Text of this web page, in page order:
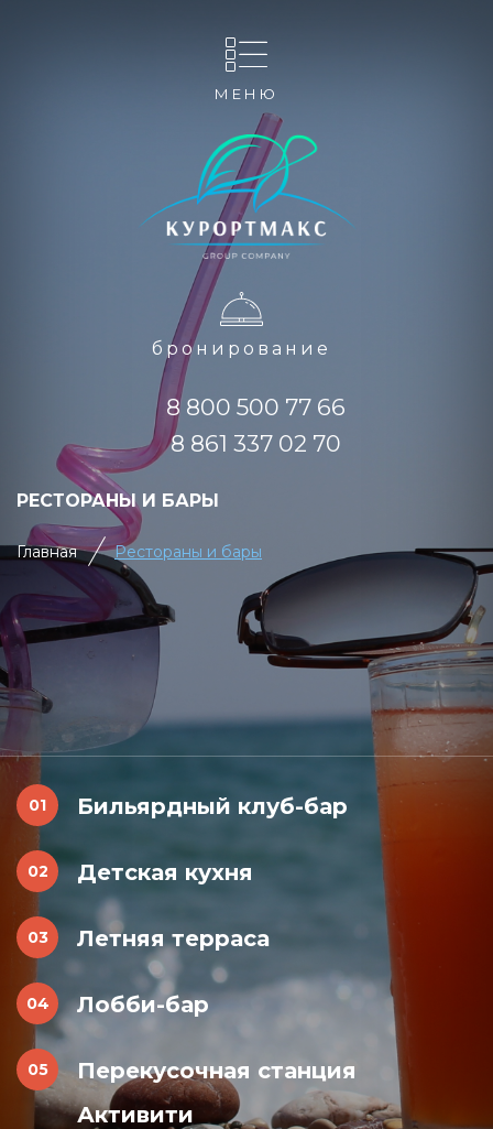
МЕНЮ
бронирование
8 800 500 77 66
8 861 337 02 70
РЕСТОРАНЫ И БАРЫ
Главная Рестораны и бары
Бильярдный клуб-бар
Детская кухня
Летняя терраса
Лобби-бар
Перекусочная станция
Активити